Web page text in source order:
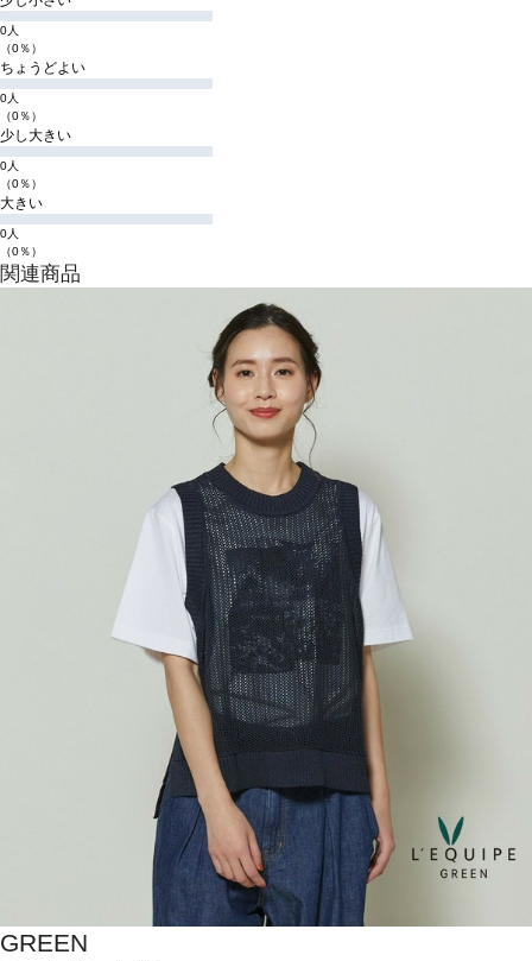
0人
（0％）
ちょうどよい
0人
（0％）
少し大きい
0人
（0％）
大きい
0人
（0％）
関連商品
GREEN